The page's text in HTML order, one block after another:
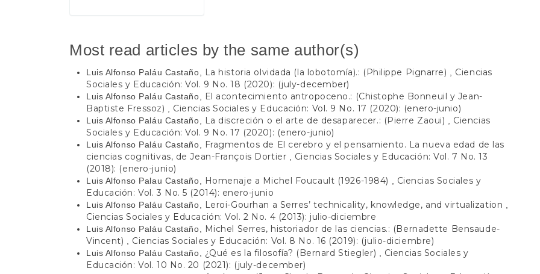
Most read articles by the same author(s)
Luis Alfonso Paláu Castaño, La historia olvidada (la lobotomía).: (Philippe Pignarre)
Ciencias
Sociales y Educación: Vol. 9 No. 18 (2020): (july-december)
Luis Alfonso Paláu Castaño,
El acontecimiento antropoceno.: (Chistophe Bonneuil y Jean-
Baptiste Fressoz)
Ciencias Sociales y Educación: Vol. 9 No. 17 (2020): (enero-junio)
Luis Alfonso Paláu Castaño, La discreción o el arte de desaparecer.: (Pierre Zaoui)
Ciencias
Sociales y Educación: Vol. 9 No. 17 (2020): (enero-junio)
Luis Alfonso Paláu Castaño,
Fragmentos de El cerebro y el pensamiento. La nueva edad de las
ciencias cognitivas, de Jean-François Dortier
Ciencias Sociales y Educación: Vol. 7 No. 13
(2018): (enero-junio)
Luis Alfonso Palau Castaño, Homenaje a Michel Foucault (1926-1984)
Ciencias Sociales y
Educación: Vol. 3 No. 5 (2014): enero-junio
Luis Alfonso Paláu Castaño, Leroi-Gourhan a Serres’ technicality, knowledge, and virtualization
Ciencias Sociales y Educación: Vol. 2 No. 4 (2013): julio-diciembre
Luis Alfonso Paláu Castaño,
Michel Serres, historiador de las ciencias.: (Bernadette Bensaude-
Vincent)
Ciencias Sociales y Educación: Vol. 8 No. 16 (2019): (julio-diciembre)
Luis Alfonso Paláu Castaño, ¿Qué es la filosofía? (Bernard Stiegler)
Ciencias Sociales y
Educación: Vol. 10 No. 20 (2021): (july-december)